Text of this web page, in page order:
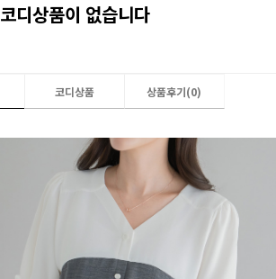
코디상품이 없습니다
코디상품 상품후기(0)